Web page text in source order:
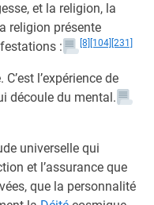
et la religion, la
religion présente
:
[8] [104] [231]
l’expérience de
découle du mental.
universelle qui
et l’assurance que
que la personnalité